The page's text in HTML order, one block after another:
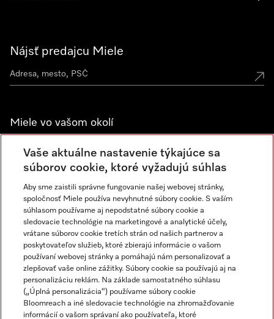
Nájsť predajcu Miele
Miele vo vašom okolí
Spoznajte predajne Miele
Newsletter
Miele na Instagrame
Miele na YouTube
Vaše aktuálne nastavenie týkajúce sa
súborov cookie, ktoré vyžadujú súhlas
Aby sme zaistili správne fungovanie našej webovej stránky,
spoločnosť Miele používa nevyhnutné súbory cookie. S vaším
súhlasom používame aj nepodstatné súbory cookie a
sledovacie technológie na marketingové a analytické účely,
vrátane súborov cookie tretích strán od našich partnerov a
poskytovateľov služieb, ktoré zbierajú informácie o vašom
používaní webovej stránky a pomáhajú nám personalizovať a
zlepšovať vaše online zážitky. Súbory cookie sa používajú aj na
personalizáciu reklám. Na základe samostatného súhlasu
(„Úplná personalizácia“) používame súbory cookie
Bloomreach a iné sledovacie technológie na zhromažďovanie
informácií o vašom správaní ako používateľa, ktoré